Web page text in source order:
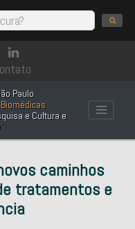
Paulo
e Cultura e
caminhos
tratamentos e